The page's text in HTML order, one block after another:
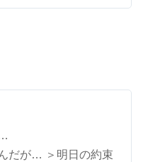
だが… ＞明日の約束